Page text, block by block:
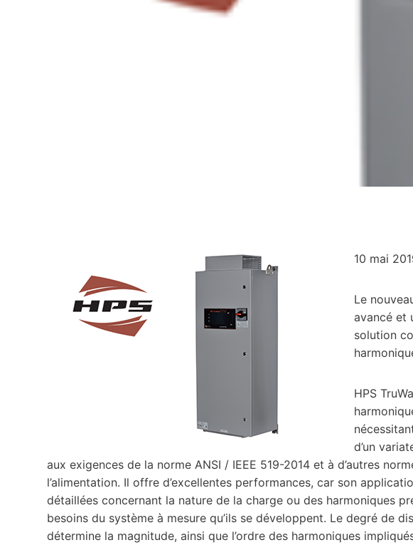
10 mai
Le
avancé et
solution
HPS
d’un
aux exigences de la norme ANSI / IEEE 519-2014 et à d’autres
l’alimentation. Il offre d’excellentes performances, car son
détaillées concernant la nature de la charge ou des harmoniques
besoins du système à mesure qu’ils se développent. Le degré de
détermine la magnitude, ainsi que l’ordre des harmoniques